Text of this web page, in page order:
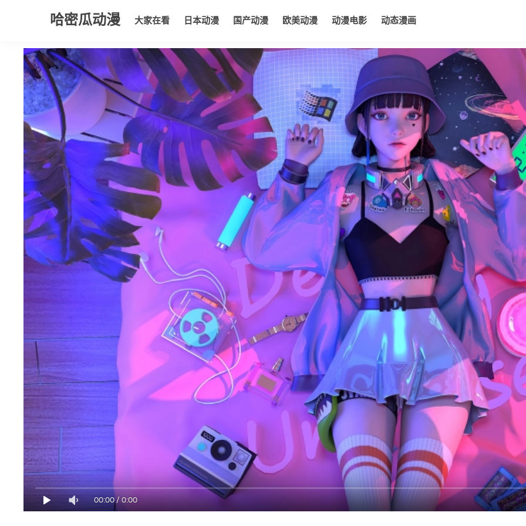
哈密瓜动漫 大家在看 日本动漫 国产动漫 欧美动漫 动漫电影 动态漫画
大家在看 日本动漫 国产动漫 欧美动漫 动漫电影 动态漫画
00:00/0:00